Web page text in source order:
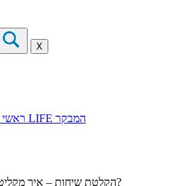
X
ראשי דיגיטל LIFE המבקר